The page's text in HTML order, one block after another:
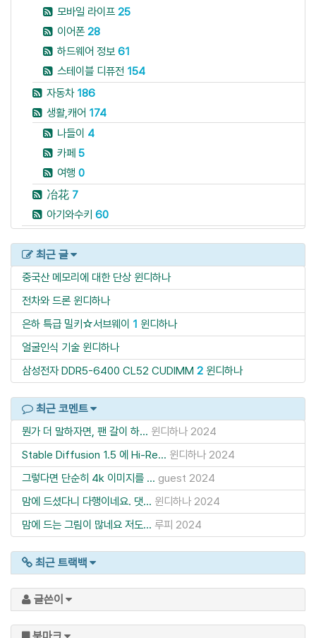
모바일 라이프 25
이어폰 28
하드웨어 정보 61
스테이블 디퓨전 154
자동차 186
생활,캐어 174
나들이 4
카페 5
여행 0
冶花 7
아기와수키 60
최근 글
중국산 메모리에 대한 단상 윈디하나
전차와 드론 윈디하나
은하 특급 밀키☆서브웨이 1 윈디하나
얼굴인식 기술 윈디하나
삼성전자 DDR5-6400 CL52 CUDIMM 2 윈디하나
최근 코멘트
뭔가 더 말하자면, 팬 갈이 하... 윈디하나 2024
Stable Diffusion 1.5 에 Hi-Re... 윈디하나 2024
그렇다면 단순히 4k 이미지를 ... guest 2024
맘에 드셨다니 다행이네요. 댓... 윈디하나 2024
맘에 드는 그림이 많네요 저도... 루피 2024
최근 트랙백
글쓴이